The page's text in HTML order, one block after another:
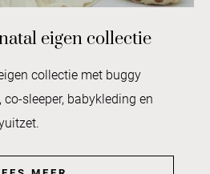
eigen collectie
collectie met buggy
co-sleeper, babykleding en